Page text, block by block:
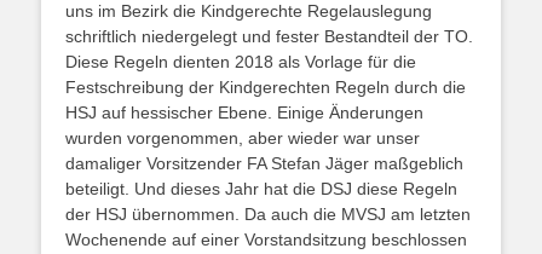
uns im Bezirk die Kindgerechte Regelauslegung
schriftlich niedergelegt und fester Bestandteil der TO.
Diese Regeln dienten 2018 als Vorlage für die
Festschreibung der Kindgerechten Regeln durch die
HSJ auf hessischer Ebene. Einige Änderungen
wurden vorgenommen, aber wieder war unser
damaliger Vorsitzender FA Stefan Jäger maßgeblich
beteiligt. Und dieses Jahr hat die DSJ diese Regeln
der HSJ übernommen. Da auch die MVSJ am letzten
Wochenende auf einer Vorstandsitzung beschlossen